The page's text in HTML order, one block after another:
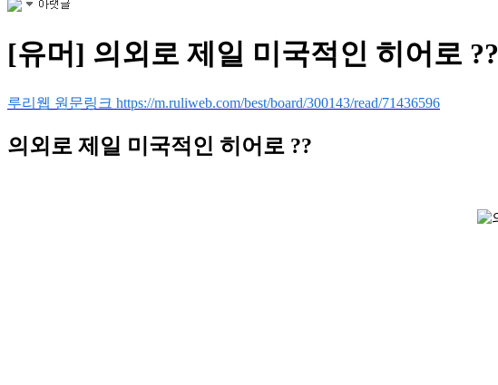
[유머] 의외로 제일 미국적인 히어로 ??
루리웹 원문링크 https://m.ruliweb.com/best/board/300143/read/71436596
의외로 제일 미국적인 히어로 ??